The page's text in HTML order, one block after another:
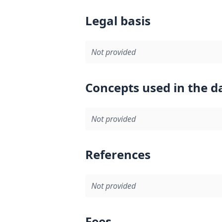
Legal basis
Not provided
Concepts used in the
Not provided
References
Not provided